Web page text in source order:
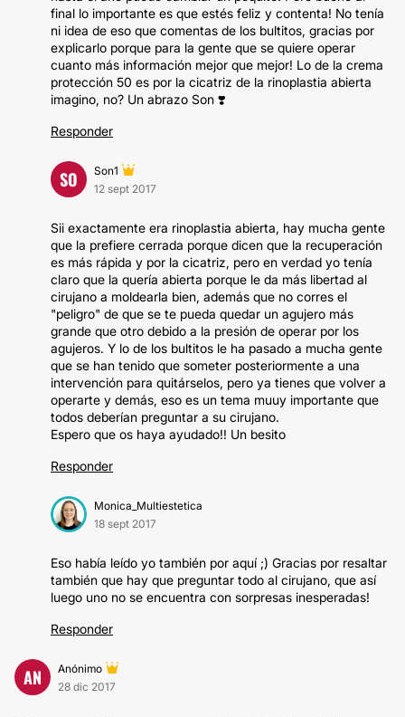
final lo importante es que estés feliz y contenta! No tenía
ni idea de eso que comentas de los bultitos, gracias por
explicarlo porque para la gente que se quiere operar
cuanto más información mejor que mejor! Lo de la crema
protección 50 es por la cicatriz de la rinoplastia abierta
imagino, no? Un abrazo Son ❣️
Responder
SO
Son1
12 sept 2017
Sii exactamente era rinoplastia abierta, hay mucha gente
que la prefiere cerrada porque dicen que la recuperación
es más rápida y por la cicatriz, pero en verdad yo tenía
claro que la quería abierta porque le da más libertad al
cirujano a moldearla bien, además que no corres el
"peligro" de que se te pueda quedar un agujero más
grande que otro debido a la presión de operar por los
agujeros. Y lo de los bultitos le ha pasado a mucha gente
que se han tenido que someter posteriormente a una
intervención para quitárselos, pero ya tienes que volver a
operarte y demás, eso es un tema muuy importante que
todos deberían preguntar a su cirujano.
Espero que os haya ayudado!! Un besito
Responder
Monica_Multiestetica
18 sept 2017
Eso había leído yo también por aquí ;) Gracias por resaltar
también que hay que preguntar todo al cirujano, que así
luego uno no se encuentra con sorpresas inesperadas!
Responder
AN
Anónimo
28 dic 2017